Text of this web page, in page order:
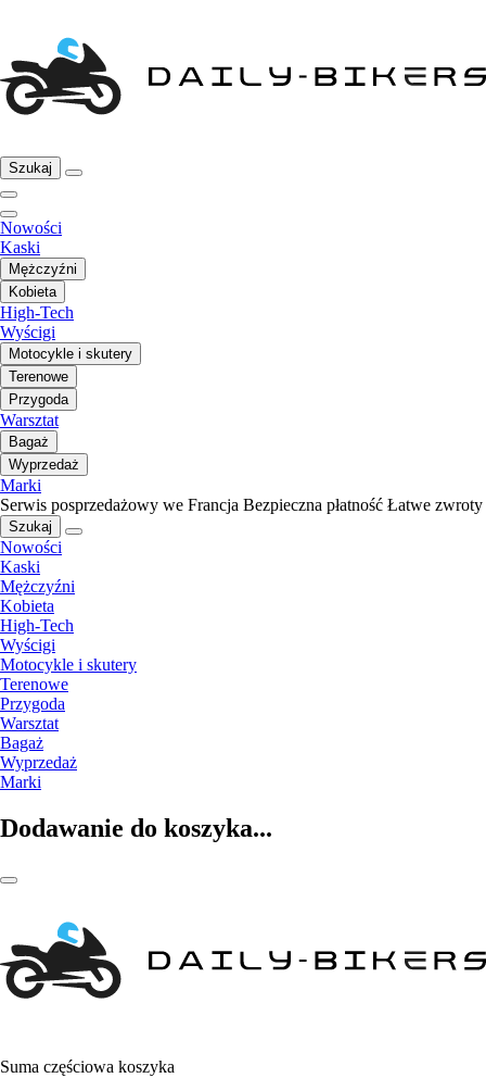
Szukaj
Nowości
Kaski
Mężczyźni
Kobieta
High-Tech
Wyścigi
Motocykle i skutery
Terenowe
Przygoda
Warsztat
Bagaż
Wyprzedaż
Marki
Serwis posprzedażowy we Francja Bezpieczna płatność Łatwe zwroty
Szukaj
Nowości
Kaski
Mężczyźni
Kobieta
High-Tech
Wyścigi
Motocykle i skutery
Terenowe
Przygoda
Warsztat
Bagaż
Wyprzedaż
Marki
Dodawanie do koszyka...
Suma częściowa koszyka